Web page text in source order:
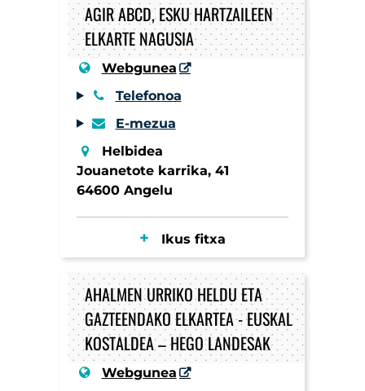
AGIR ABCD, ESKU HARTZAILEEN
ELKARTE NAGUSIA
Webgunea
Telefonoa
E-mezua
Helbidea
Jouanetote karrika, 41
64600 Angelu
Ikus fitxa
AHALMEN URRIKO HELDU ETA
GAZTEENDAKO ELKARTEA - EUSKAL
KOSTALDEA – HEGO LANDESAK
Webgunea